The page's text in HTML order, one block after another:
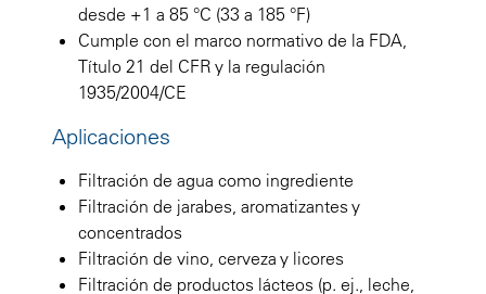
desde +1 a 85 °C (33 a 185 °F)
Cumple con el marco normativo de la FDA,
Título 21 del CFR y la regulación
1935/2004/CE
Aplicaciones
Filtración de agua como ingrediente
Filtración de jarabes, aromatizantes y
concentrados
Filtración de vino, cerveza y licores
Filtración de productos lácteos (p. ej., leche,